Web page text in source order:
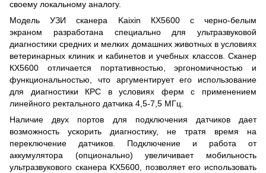
своему локальному аналогу.
Модель УЗИ сканера Kaixin КХ5600 с черно-белым
экраном разработана специально для ультразвуковой
диагностики средних и мелких домашних животных в условиях
ветеринарных клиник и кабинетов и учебных классов. Сканер
КХ5600 отличается портативностью, эргономичностью и
функциональностью, что аргументирует его использование
для диагностики КРС в условиях ферм с применением
линейного ректального датчика 4,5-7,5 МГц.
Наличие двух портов для подключения датчиков дает
возможность ускорить диагностику, не тратя время на
переключение датчиков. Подключение и работа от
аккумулятора (опционально) увеличивает мобильность
ультразвукового сканера KX5600, позволяет его использовать